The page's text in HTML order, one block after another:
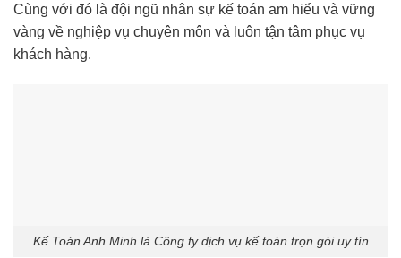
Cùng với đó là đội ngũ nhân sự kế toán am hiểu và vững
vàng về nghiệp vụ chuyên môn và luôn tận tâm phục vụ
khách hàng.
Kế Toán Anh Minh là Công ty dịch vụ kế toán trọn gói uy tín